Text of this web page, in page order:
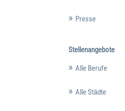
Presse
Stellenangebote
Alle Berufe
Alle Städte